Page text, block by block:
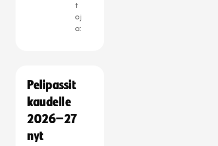
t
oj
a:
Pelipassit
kaudelle
2026–27
nyt